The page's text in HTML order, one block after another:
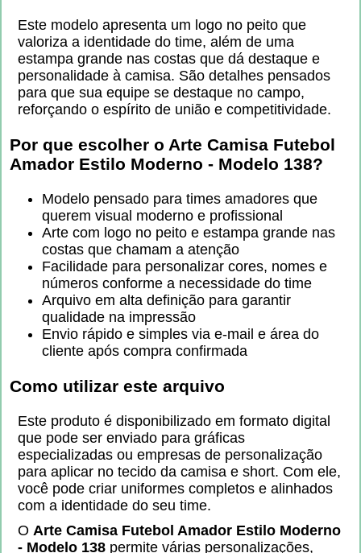
Este modelo apresenta um logo no peito que
valoriza a identidade do time, além de uma
estampa grande nas costas que dá destaque e
personalidade à camisa. São detalhes pensados
para que sua equipe se destaque no campo,
reforçando o espírito de união e competitividade.
Por que escolher o Arte Camisa Futebol
Amador Estilo Moderno - Modelo 138?
Modelo pensado para times amadores que
querem visual moderno e profissional
Arte com logo no peito e estampa grande nas
costas que chamam a atenção
Facilidade para personalizar cores, nomes e
números conforme a necessidade do time
Arquivo em alta definição para garantir
qualidade na impressão
Envio rápido e simples via e-mail e área do
cliente após compra confirmada
Como utilizar este arquivo
Este produto é disponibilizado em formato digital
que pode ser enviado para gráficas
especializadas ou empresas de personalização
para aplicar no tecido da camisa e short. Com ele,
você pode criar uniformes completos e alinhados
com a identidade do seu time.
O Arte Camisa Futebol Amador Estilo Moderno
- Modelo 138 permite várias personalizações,